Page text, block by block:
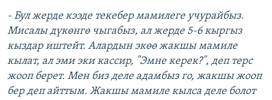
- Бул жерде кээде текебер мамилеге учурайбыз.
Мисалы дүкөнгө чыгабыз, ал жерде 5-6 кыргыз
кыздар иштейт. Алардын экөө жакшы мамиле
кылат, ал эми эки кассир, "Эмне керек?", деп терс
жооп берет. Мен биз деле адамбыз го, жакшы жооп
бер деп айттым. Жакшы мамиле кылса деле болот